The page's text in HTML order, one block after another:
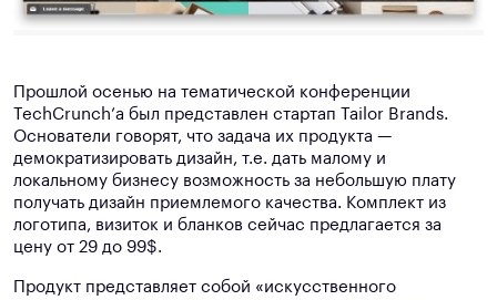
Прошлой осенью на тематической конференции
TechCrunch’а был представлен стартап Tailor Brands.
Основатели говорят, что задача их продукта —
демократизировать дизайн, т.е. дать малому и
локальному бизнесу возможность за небольшую плату
получать дизайн приемлемого качества. Комплект из
логотипа, визиток и бланков сейчас предлагается за
цену от 29 до 99$.
Продукт представляет собой «искусственного